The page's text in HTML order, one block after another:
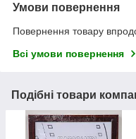
Умови повернення
Повернення товару
Всі умови повернення
Подібні товари